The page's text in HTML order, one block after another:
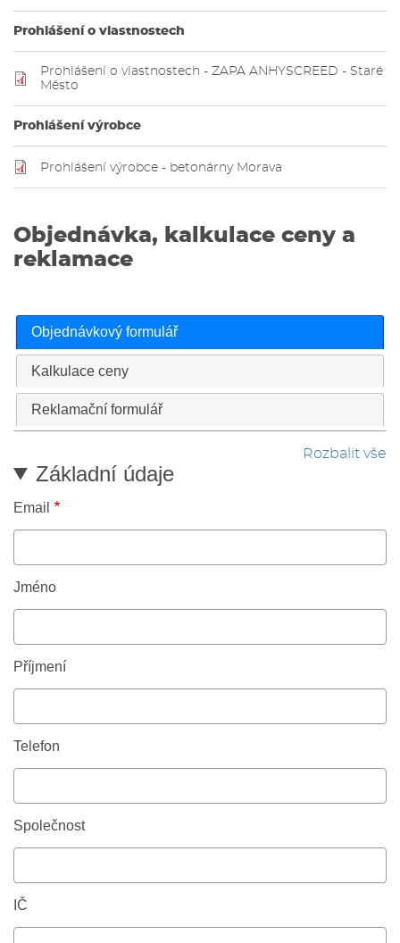
Prohlášení o vlastnostech
Prohlášení o vlastnostech - ZAPA ANHYSCREED - Staré
Město
Prohlášení výrobce
Prohlášení výrobce - betonárny Morava
Objednávka, kalkulace ceny a
reklamace
Objednávkový formulář
Kalkulace ceny
Reklamační formulář
Rozbalit vše
Základní údaje
Email
Jméno
Příjmení
Telefon
Společnost
IČ